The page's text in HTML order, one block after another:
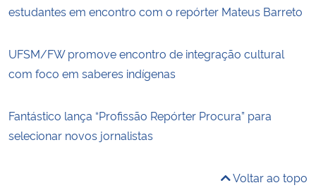
estudantes em encontro com o repórter Mateus Barreto
UFSM/FW promove encontro de integração cultural
com foco em saberes indígenas
Fantástico lança “Profissão Repórter Procura” para
selecionar novos jornalistas
Voltar ao topo